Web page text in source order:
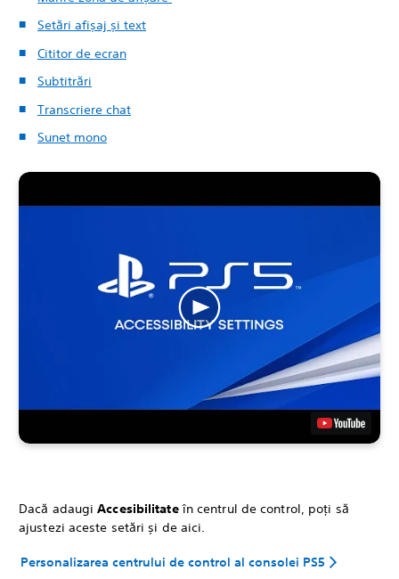
Setări afișaj și text
Cititor de ecran
Subtitrări
Transcriere chat
Sunet mono
Dacă adaugiAccesibilitateîn centrul de control, poți să
ajustezi aceste setări și de aici.
Personalizarea centrului de control al consolei PS5